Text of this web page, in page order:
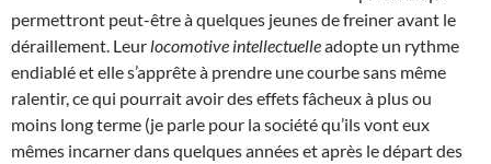
permettront peut-être à quelques jeunes de freiner avant le
déraillement. Leur locomotive intellectuelleadopte un rythme
endiablé et elle s’apprête à prendre une courbe sans même
ralentir, ce qui pourrait avoir des effets fâcheux à plus ou
moins long terme (je parle pour la société qu’ils vont eux
mêmes incarner dans quelques années et après le départ des